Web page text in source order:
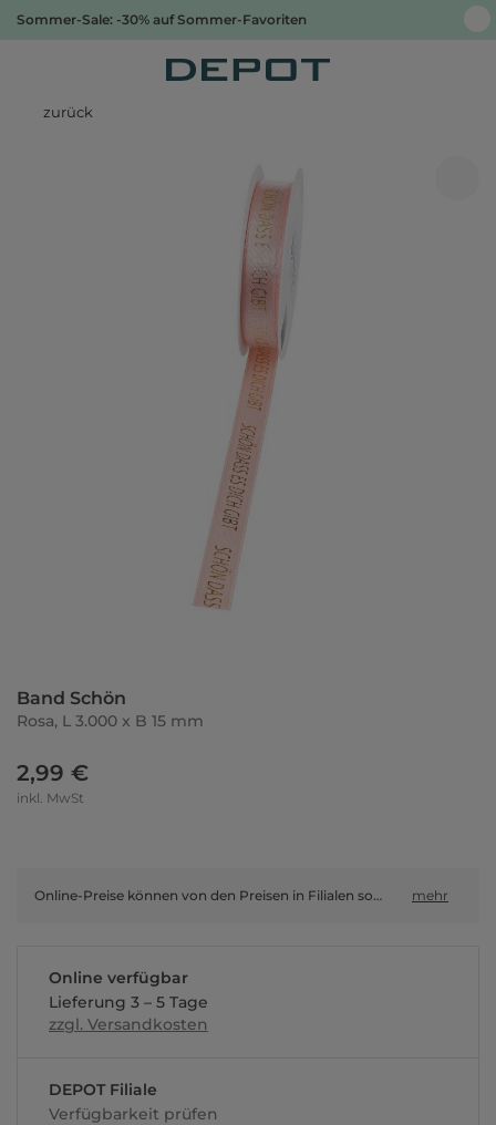
Sommer-Sale: -30% auf Sommer-Favoriten
zurück
Band Schön
Rosa, L 3.000 x B 15 mm
2,99 €
inkl. MwSt
Online-Preise können von den Preisen in Filialen sowie Shop-in-Shop-Flächen abweichen. mehr
Online verfügbar
Lieferung 3 – 5 Tage
zzgl. Versandkosten
DEPOT Filiale
Verfügbarkeit prüfen